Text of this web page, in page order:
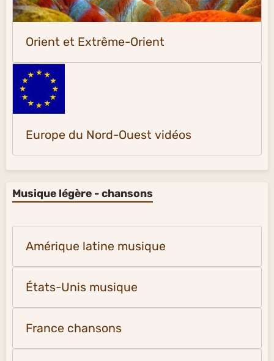
Orient et Extrême-Orient
Europe du Nord-Ouest vidéos
Musique légère - chansons
Amérique latine musique
États-Unis musique
France chansons